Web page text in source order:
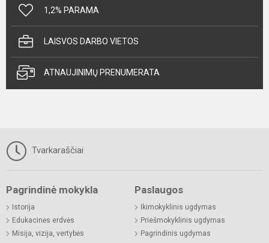
1,2% PARAMA
LAISVOS DARBO VIETOS
ATNAUJINIMŲ PRENUMERATA
Tvarkaraščiai
Pagrindinė mokykla
Istorija
Edukacinės erdvės
Misija, vizija, vertybės
Paslaugos
Ikimokyklinis ugdymas
Priešmokyklinis ugdymas
Pagrindinis ugdymas